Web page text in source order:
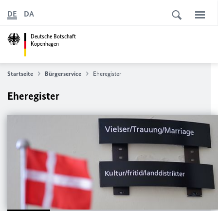
Deutsche Botschaft
Kopenhagen
DE DA
Startseite Bürgerservice Eheregister
Eheregister